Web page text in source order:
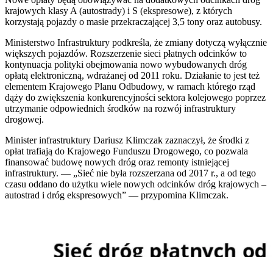
krajowych klasy A (autostrady) i S (ekspresowe), z których
korzystają pojazdy o masie przekraczającej 3,5 tony oraz autobusy.
Ministerstwo Infrastruktury podkreśla, że zmiany dotyczą wyłącznie
większych pojazdów. Rozszerzenie sieci płatnych odcinków to
kontynuacja polityki obejmowania nowo wybudowanych dróg
opłatą elektroniczną, wdrażanej od 2011 roku. Działanie to jest też
elementem Krajowego Planu Odbudowy, w ramach którego rząd
dąży do zwiększenia konkurencyjności sektora kolejowego poprzez
utrzymanie odpowiednich środków na rozwój infrastruktury
drogowej.
Minister infrastruktury Dariusz Klimczak zaznaczył, że środki z
opłat trafiają do Krajowego Funduszu Drogowego, co pozwala
finansować budowę nowych dróg oraz remonty istniejącej
infrastruktury. — „Sieć nie była rozszerzana od 2017 r., a od tego
czasu oddano do użytku wiele nowych odcinków dróg krajowych –
autostrad i dróg ekspresowych” — przypomina Klimczak.